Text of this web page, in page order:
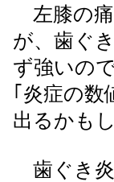
左膝の痛
が、歯ぐ
ず強いの
｢炎症の数
出るかも
歯ぐき炎